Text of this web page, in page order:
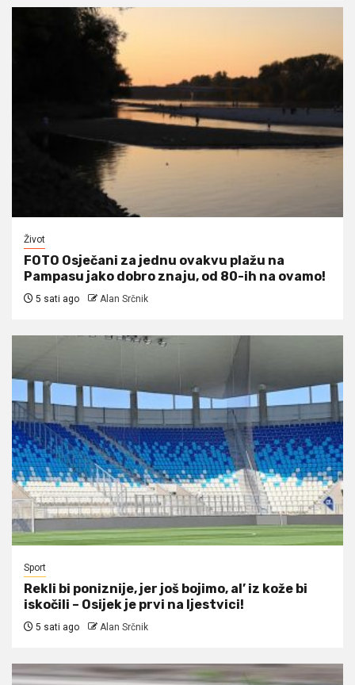
Život
FOTO Osječani za jednu ovakvu plažu na
Pampasu jako dobro znaju, od 80-ih na ovamo!
5 sati ago Alan Srčnik
Sport
Rekli bi poniznije, jer još bojimo, al’ iz kože bi
iskočili – Osijek je prvi na ljestvici!
5 sati ago Alan Srčnik